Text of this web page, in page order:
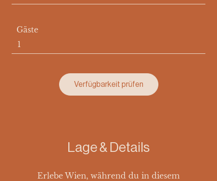
Gäste
Verfügbarkeit prüfen
Lage & Details
Erlebe Wien, während du in diesem